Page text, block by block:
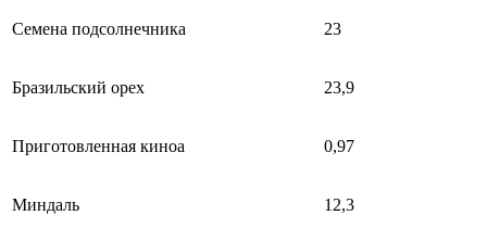
Семена подсолнечника 23
Бразильский орех 23,9
Приготовленная киноа 0,97
Миндаль 12,3